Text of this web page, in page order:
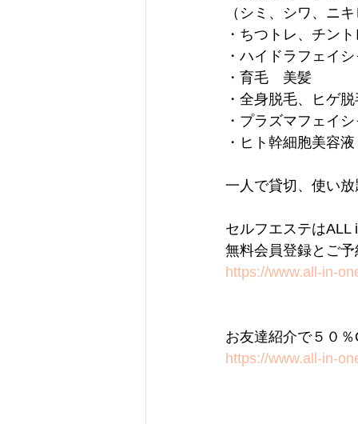
（シミ、シワ、ニ
・ちつトレ、チン
・ハイドラフェイ
・育毛　美髪
・全身脱毛、ヒゲ
・プラズマフェイ
・ヒト幹細胞美容液
一人で貸切、使い放
セルフエステはALL
無料会員登録とご
https://www.all-in-
お友達紹介で５０
https://www.all-in-